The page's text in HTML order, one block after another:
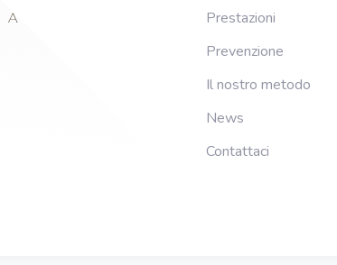
Prestazioni
Prevenzione
Il nostro metodo
News
Contattaci